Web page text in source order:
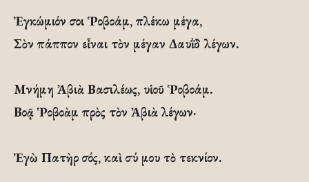
Ἐγκώμιόν σοι Ῥοβοάμ, πλέκω μέγα,
Σὸν πάππον εἶναι τὸν μέγαν Δαυῒδ λέγων.
Μνήμη Ἀβιὰ Βασιλέως, υἱοῦ Ῥοβοάμ.
Βοᾷ Ῥοβοὰμ πρὸς τὸν Ἀβιὰ λέγων·
Ἐγὼ Πατὴρ σός, καὶ σύ μου τὸ τεκνίον.